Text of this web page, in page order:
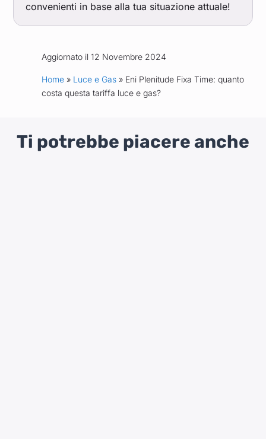
convenienti in base alla tua situazione attuale!
Aggiornato il 12 Novembre 2024
Home» Luce e Gas» Eni Plenitude Fixa Time: quanto
costa questa tariffa luce e gas?
Ti potrebbe piacere anche